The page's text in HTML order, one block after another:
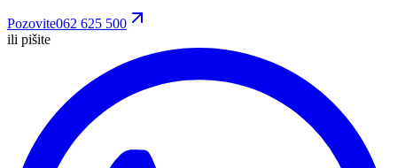
Pozovite062 625 500
ili pišite